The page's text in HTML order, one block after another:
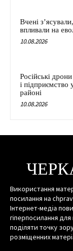
Вчені
впливали на
10.08.2026
Російські
і підприємство
районі
10.08.2026
Використання
посилання на
Інтернет-медіа
гіперпосилання
поділяти точку
розміщенних